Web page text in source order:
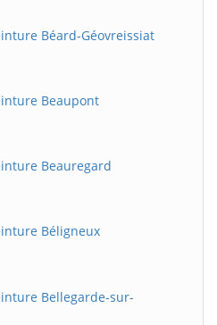
Béard-Géovreissiat
Beaupont
Beauregard
Béligneux
Bellegarde-sur-